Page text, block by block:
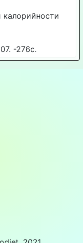
калорийности
-276с.